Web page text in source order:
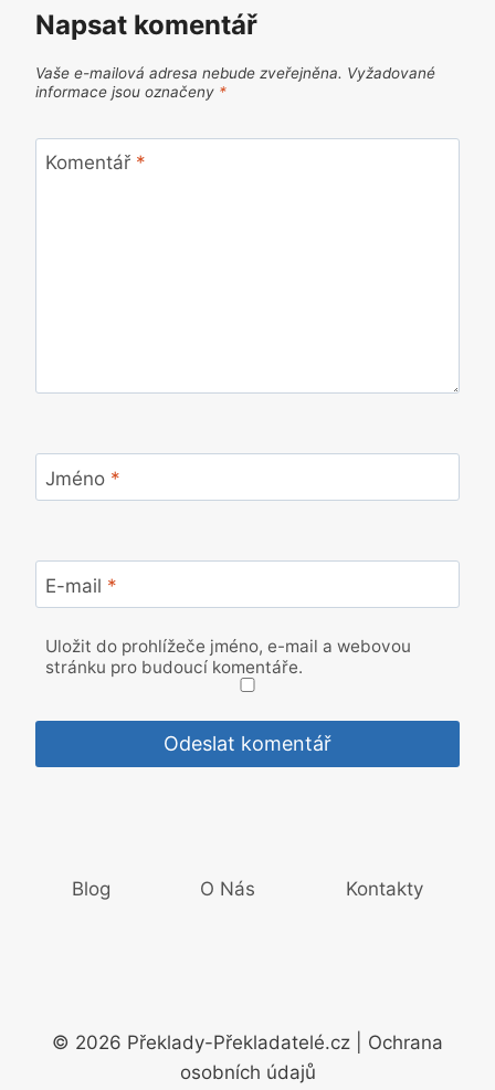
Napsat komentář
Vaše e-mailová adresa nebude zveřejněna. Vyžadované
informace jsou označeny *
Komentář *
Jméno *
E-mail *
Uložit do prohlížeče jméno, e-mail a webovou
stránku pro budoucí komentáře.
Blog O Nás Kontakty
© 2026 Překlady-Překladatelé.cz | Ochrana
osobních údajů